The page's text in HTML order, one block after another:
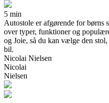
5 min
Autostole er afgørende for børns
over typer, funktioner og
og Joie, så du kan vælge den
bil.
Nicolai Nielsen
Nicolai
Nielsen